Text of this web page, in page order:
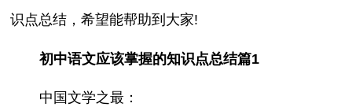
识点总结，希望能帮助到大家!
初中语文应该掌握的知识点总结篇1
中国文学之最：